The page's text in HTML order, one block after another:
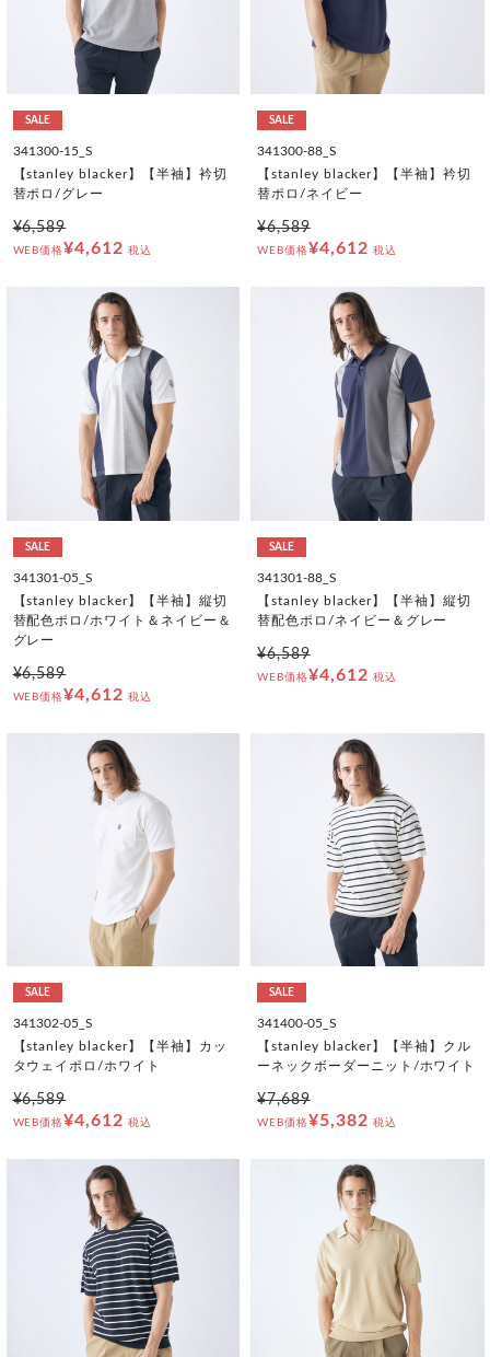
SALE
341300-15_S
【stanley blacker】【半袖】衿切
替ポロ/グレー
¥6,589
WEB価格¥4,612 税込
SALE
341300-88_S
【stanley blacker】【半袖】衿切
替ポロ/ネイビー
¥6,589
WEB価格¥4,612 税込
SALE
341301-05_S
【stanley blacker】【半袖】縦切
替配色ポロ/ホワイト＆ネイビー＆
グレー
¥6,589
WEB価格¥4,612 税込
SALE
341301-88_S
【stanley blacker】【半袖】縦切
替配色ポロ/ネイビー＆グレー
¥6,589
WEB価格¥4,612 税込
SALE
341302-05_S
【stanley blacker】【半袖】カッ
タウェイポロ/ホワイト
¥6,589
WEB価格¥4,612 税込
SALE
341400-05_S
【stanley blacker】【半袖】クル
ーネックボーダーニット/ホワイト
¥7,689
WEB価格¥5,382 税込